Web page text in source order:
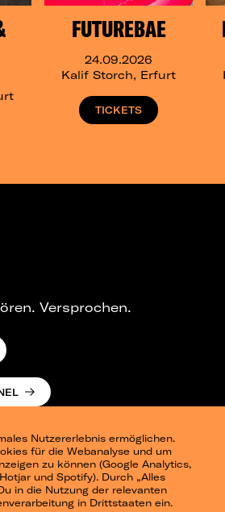
FUTUREBAE
24.09.2026
Kalif Storch, Erfurt
TICKETS
Nutzererlebnis ermöglichen.
für die Webanalyse und um
zu können (Google Analytics,
und Spotify). Durch „Alles
in die Nutzung der relevanten
in Drittstaaten ein.
Versprochen.